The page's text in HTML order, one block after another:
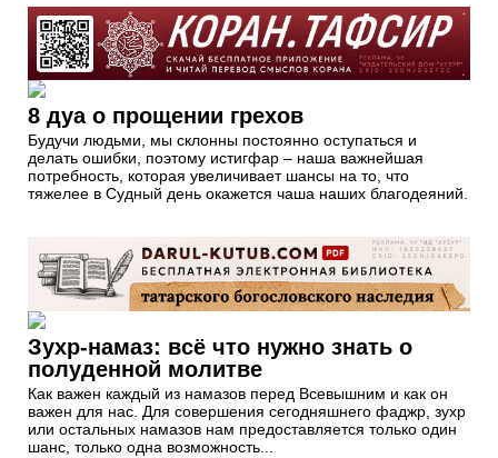
8 дуа о прощении грехов
Будучи людьми, мы склонны постоянно оступаться и
делать ошибки, поэтому истигфар – наша важнейшая
потребность, которая увеличивает шансы на то, что
тяжелее в Судный день окажется чаша наших благодеяний.
Зухр-намаз: всё что нужно знать о
полуденной молитве
Как важен каждый из намазов перед Всевышним и как он
важен для нас. Для совершения сегодняшнего фаджр, зухр
или остальных намазов нам предоставляется только один
шанс, только одна возможность...